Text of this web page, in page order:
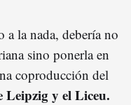
la nada, debería no
sino ponerla en
coproducción del
Leipzig y el Liceu.